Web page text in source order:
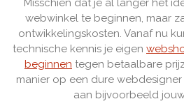
Misschien dat je al langer het
webwinkel te beginnen, maar
ontwikkelingskosten. Vanaf nu
technische kennis je eigen
beginnen tegen betaalbare
manier op een dure
aan bijvoorbeeld